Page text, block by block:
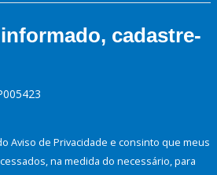
cadastre-
Aviso de Privacidade e consinto que meus
na medida do necessário, para